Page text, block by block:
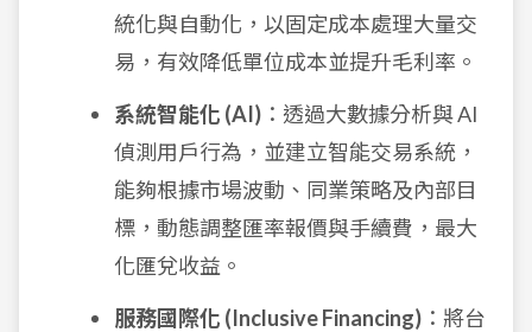
統化與自動化，以固定成本處理大量交
易，有效降低單位成本並提升毛利率。
系統智能化 (AI) ：透過大數據分析與 AI
偵測用戶行為，並建立智能交易系統，
能夠根據市場波動、同業策略及內部目
標，動態調整匯率報價與手續費，最大
化匯兌收益。
服務國際化 (Inclusive Financing) ：將台